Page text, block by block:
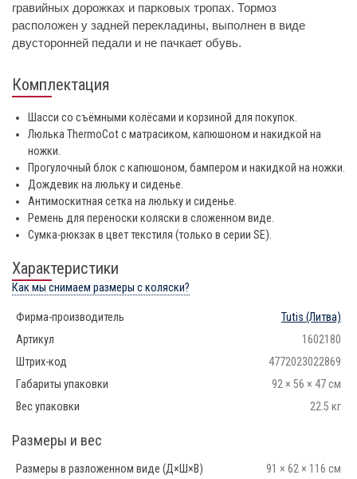
гравийных дорожках и парковых тропах. Тормоз
расположен у задней перекладины, выполнен в виде
двусторонней педали и не пачкает обувь.
Комплектация
Шасси со съёмными колёсами и корзиной для покупок.
Люлька ThermoCot с матрасиком, капюшоном и накидкой на
ножки.
Прогулочный блок с капюшоном, бампером и накидкой на ножки.
Дождевик на люльку и сиденье.
Антимоскитная сетка на люльку и сиденье.
Ремень для переноски коляски в сложенном виде.
Сумка-рюкзак в цвет текстиля (только в серии SE).
Характеристики
Как мы снимаем размеры с коляски?
Фирма-производитель Tutis (Литва)
Артикул
1602180
Штрих-код
4772023022869
Габариты упаковки
92 × 56 × 47 см
Вес упаковки
22.5 кг
Размеры и вес
Размеры в разложенном виде (Д×Ш×В)
91 × 62 × 116 см